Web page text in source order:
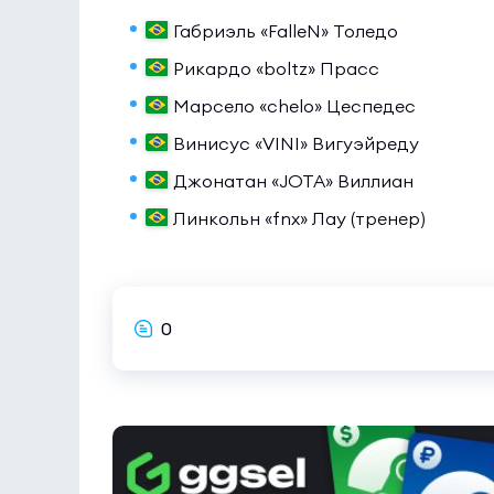
Габриэль «FalleN» Толедо
Рикардо «boltz» Прасс
Марсело «chelo» Цеспедес
Винисус «VINI» Вигуэйреду
Джонатан «JOTA» Виллиан
Линкольн «fnx» Лау (тренер)
0